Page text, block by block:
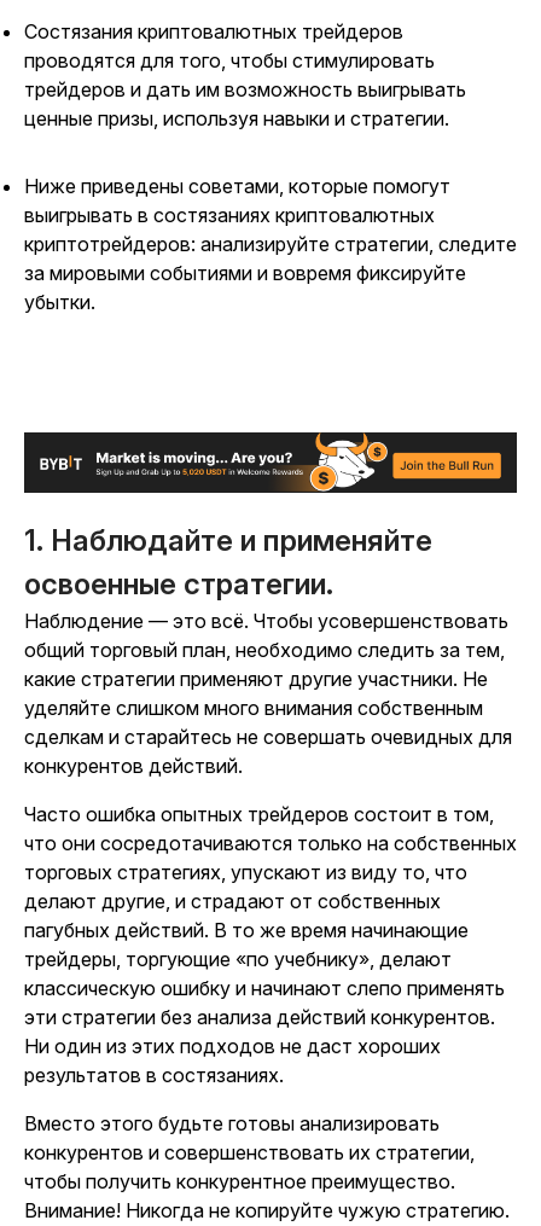
Состязания криптовалютных трейдеров
проводятся для того, чтобы стимулировать
трейдеров и дать им возможность выигрывать
ценные призы, используя навыки и стратегии.
Ниже приведены советами, которые помогут
выигрывать в состязаниях криптовалютных
криптотрейдеров: анализируйте стратегии, следите
за мировыми событиями и вовремя фиксируйте
убытки.
1. Наблюдайте и применяйте
освоенные стратегии.
Наблюдение — это всё. Чтобы усовершенствовать
общий торговый план, необходимо следить за тем,
какие стратегии применяют другие участники. Не
уделяйте слишком много внимания собственным
сделкам и старайтесь не совершать очевидных для
конкурентов действий.
Часто ошибка опытных трейдеров состоит в том,
что они сосредотачиваются только на собственных
торговых стратегиях, упускают из виду то, что
делают другие, и страдают от собственных
пагубных действий. В то же время начинающие
трейдеры, торгующие «по учебнику», делают
классическую ошибку и начинают слепо применять
эти стратегии без анализа действий конкурентов.
Ни один из этих подходов не даст хороших
результатов в состязаниях.
Вместо этого будьте готовы анализировать
конкурентов и совершенствовать их стратегии,
чтобы получить конкурентное преимущество.
Внимание! Никогда не копируйте чужую стратегию.